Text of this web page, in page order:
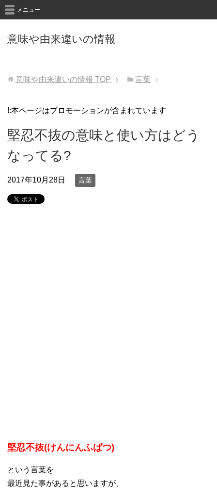
意味や由来違いの情報
メニュー
意味や由来違いの情報 TOP 言葉
!:本ページはプロモーションが含まれています
堅忍不抜の意味と使い方はどう
なってる?
2017年10月28日 言葉
堅忍不抜(けんにんふばつ)
という言葉を
最近見た事があると思いますが、